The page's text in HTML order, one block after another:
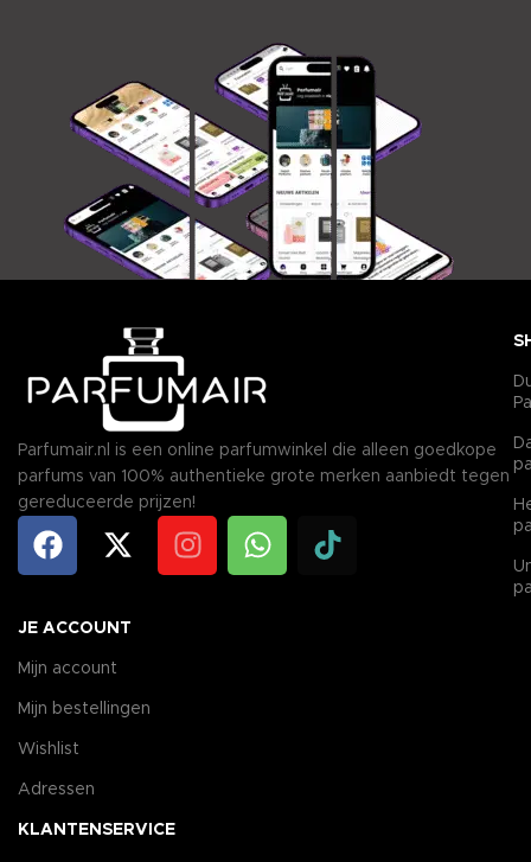
Parfumair.nl is een online parfumwinkel die alleen goedkope
parfums van 100% authentieke grote merken aanbiedt tegen
gereduceerde prijzen!
JE ACCOUNT
Mijn account
Mijn bestellingen
Wishlist
Adressen
KLANTENSERVICE